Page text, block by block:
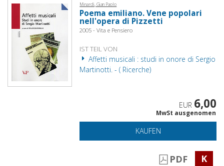
Minardi, Gian Paolo
Poema emiliano. Vene popolari
nell'opera di Pizzetti
2005 - Vita e Pensiero
IST TEIL VON
Affetti musicali : studi in onore di Sergio
Martinotti. - ( Ricerche)
EUR 6,00
MwSt ausgenomen
KAUFEN
PDF K